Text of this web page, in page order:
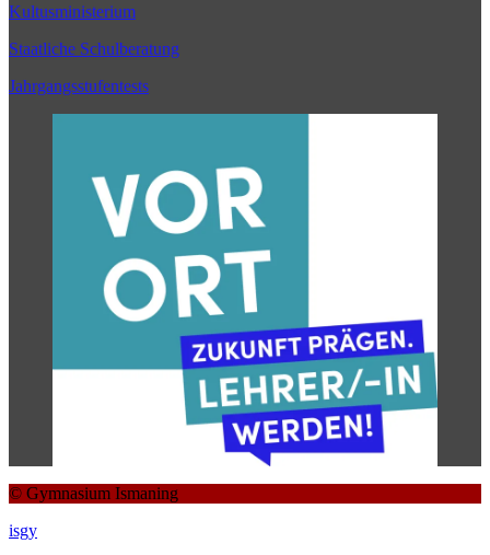
Kultusministerium
Staatliche Schulberatung
Jahrgangsstufentests
© Gymnasium Ismaning
isgy